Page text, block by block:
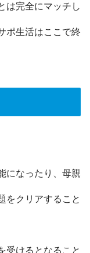
は完全にマッチし
ポ生活はここで終
になったり、母親
をクリアすること
受けるとなること